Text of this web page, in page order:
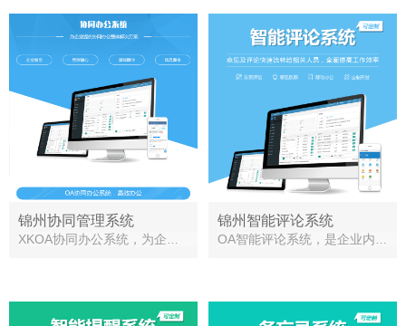
怀模块通过消息推送向员工发送
生日祝福和入职纪念，代替了传
统的纸质和口头通告，能帮助企
业降低办公耗材成本，实现无纸
人意见；对各部门、各领导办事
效率、工作作风、廉洁自律等方
面的投诉和举报。
锦州协同管理系统 锦州智能评论系统